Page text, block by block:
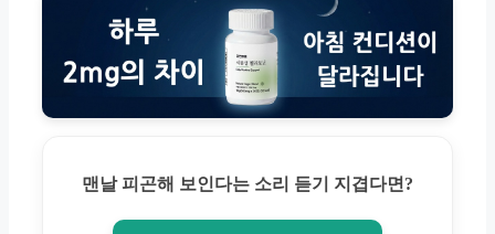
맨날 피곤해 보인다는 소리 듣기 지겹다면?